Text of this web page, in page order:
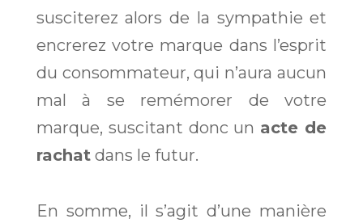
susciterez alors de la sympathie et
encrerez votre marque dans l’esprit
du consommateur, qui n’aura aucun
mal à se remémorer de votre
marque, suscitant donc un acte de
rachatdans le futur.
En somme, il s’agit d’une manière